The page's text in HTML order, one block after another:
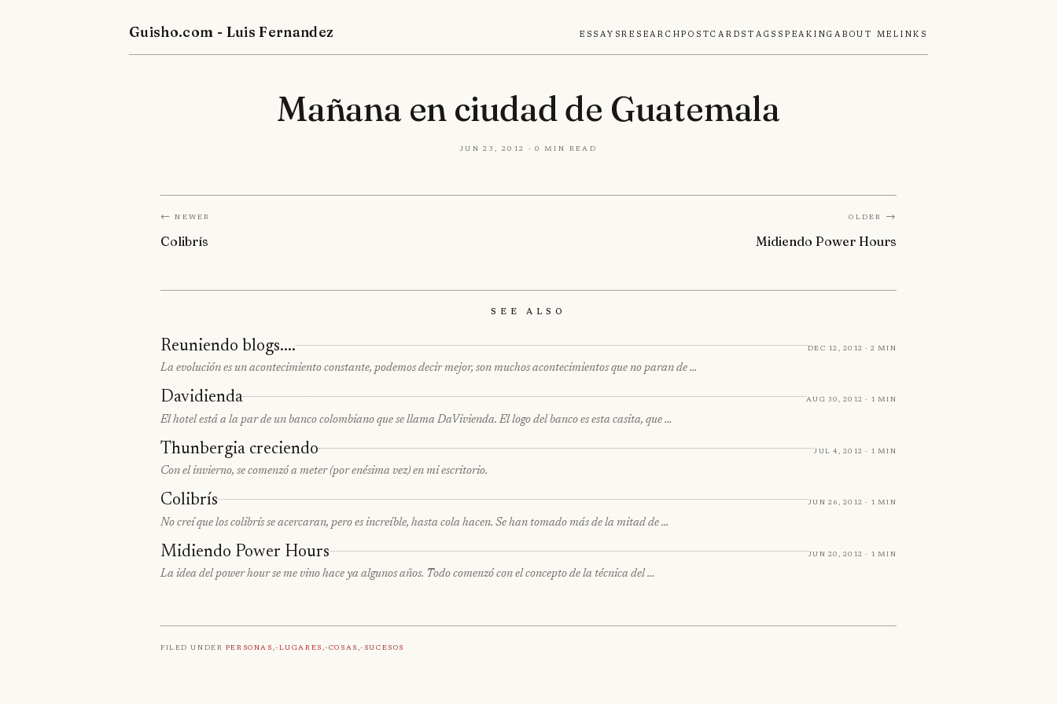
Guisho.com - Luis Fernandez EssaysResearchPostcardsTags SpeakingAbout MeLinks
Mañana en ciudad de Guatemala
Jun 23, 2012 · 0 min read
← Newer
Colibrís
Older →
Midiendo Power Hours
See Also
Reuniendo blogs.... Dec 12, 2012 · 2 min
La evolución es un acontecimiento constante, podemos decir mejor, son muchos acontecimientos que no paran de …
Davidienda Aug 30, 2012 · 1 min
El hotel está a la par de un banco colombiano que se llama DaVivienda. El logo del banco es esta casita, que …
Thunbergia creciendo Jul 4, 2012 · 1 min
Con el invierno, se comenzó a meter (por enésima vez) en mi escritorio.
Colibrís Jun 26, 2012 · 1 min
No creí que los colibrís se acercaran, pero es increíble, hasta cola hacen. Se han tomado más de la mitad de …
Midiendo Power Hours Jun 20, 2012 · 1 min
La idea del power hour se me vino hace ya algunos años. Todo comenzó con el concepto de la técnica del …
Filed under Personas,-Lugares,-Cosas,-Sucesos